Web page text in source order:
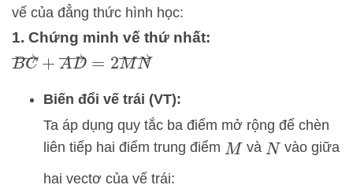
vế của đẳng thức hình học:
1. Chứng minh vế thứ nhất:
BC→ +AD → =2MN
Biến đổi vế trái (VT):
Ta áp dụng quy tắc ba điểm mở rộng để chèn
liên tiếp hai điểm trung điểm M và Nvào giữa
hai vectơ của vế trái: